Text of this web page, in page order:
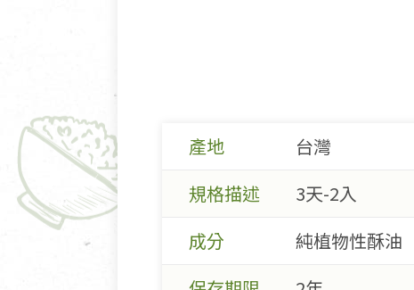
產地
台灣
規格描述
3天-2入
成分
純植物性酥油